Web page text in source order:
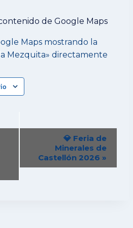
de Google Maps
Maps mostrando la
Mezquita» directamente
💎 Feria de
Minerales de
Castellón 2026 »